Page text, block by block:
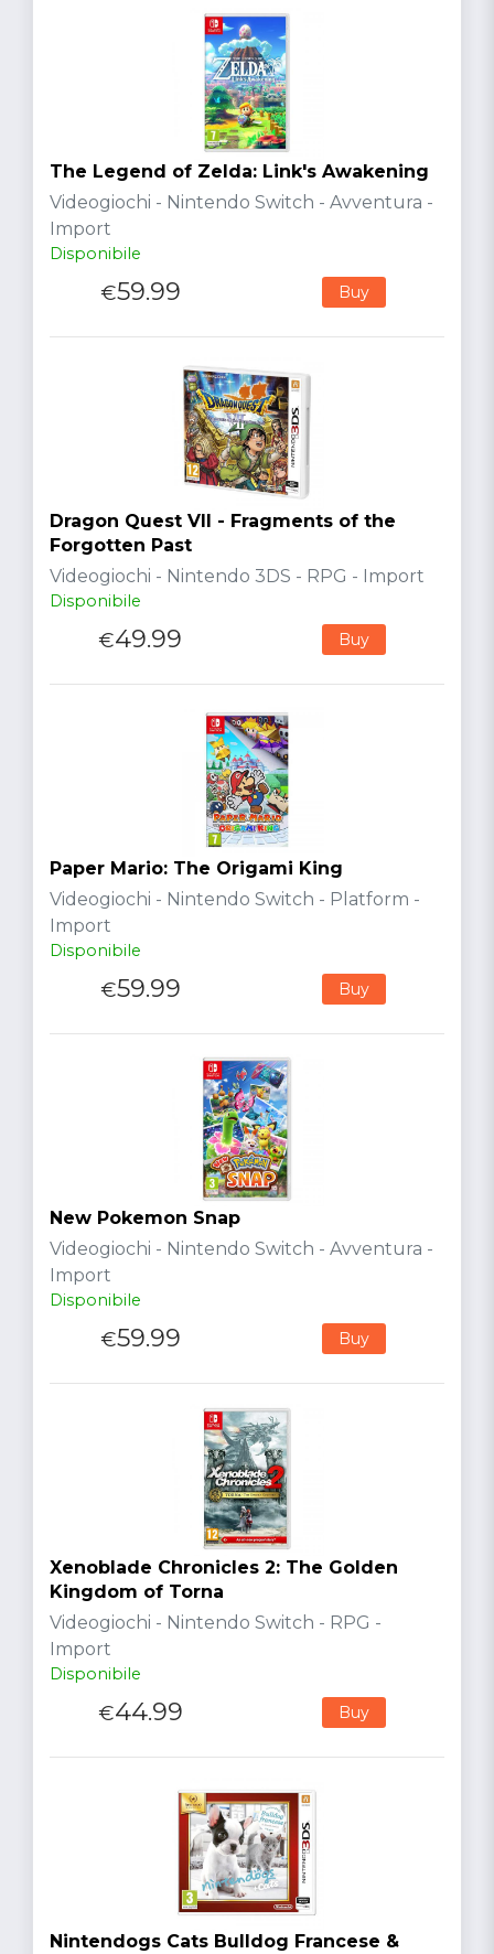
The Legend of Zelda: Link's Awakening
Videogiochi - Nintendo Switch - Avventura -
Import
Disponibile
€59.99 Buy
Dragon Quest VII - Fragments of the
Forgotten Past
Videogiochi - Nintendo 3DS - RPG - Import
Disponibile
€49.99 Buy
Paper Mario: The Origami King
Videogiochi - Nintendo Switch - Platform -
Import
Disponibile
€59.99 Buy
New Pokemon Snap
Videogiochi - Nintendo Switch - Avventura -
Import
Disponibile
€59.99 Buy
Xenoblade Chronicles 2: The Golden
Kingdom of Torna
Videogiochi - Nintendo Switch - RPG -
Import
Disponibile
€44.99 Buy
Nintendogs Cats Bulldog Francese &